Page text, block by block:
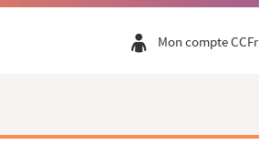
Mon compte CCFr
chez qui il...
de...
archeves...
son ch...